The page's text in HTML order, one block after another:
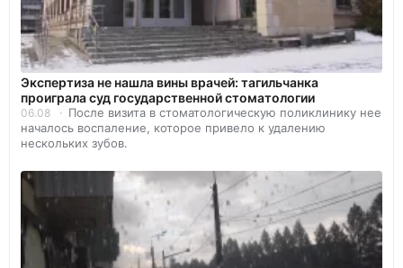
Экспертиза не нашла вины врачей: тагильчанка
проиграла суд государственной стоматологии
06.08
После визита в стоматологическую поликлинику нее
началось воспаление, которое привело к удалению
нескольких зубов.